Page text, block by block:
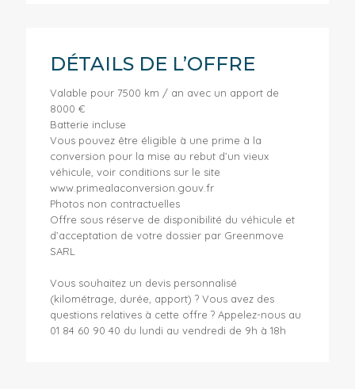
DÉTAILS DE L’OFFRE
Valable pour 7500 km / an avec un apport de
8000 €
Batterie incluse
Vous pouvez être éligible à une prime à la
conversion pour la mise au rebut d’un vieux
véhicule, voir conditions sur le site
www.primealaconversion.gouv.fr
Photos non contractuelles
Offre sous réserve de disponibilité du véhicule et
d’acceptation de votre dossier par Greenmove
SARL
Vous souhaitez un devis personnalisé
(kilométrage, durée, apport) ? Vous avez des
questions relatives à cette offre ? Appelez-nous au
01 84 60 90 40 du lundi au vendredi de 9h à 18h